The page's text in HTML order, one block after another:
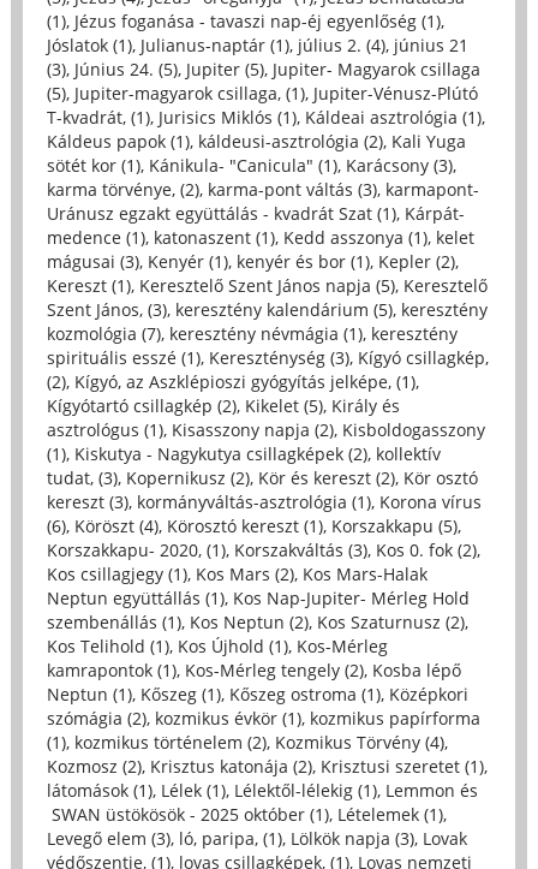
(1), Jézus foganása - tavaszi nap-éj egyenlőség (1),
Jóslatok (1), Julianus-naptár (1), július 2. (4), június 21
(3), Június 24. (5), Jupiter (5), Jupiter- Magyarok csillaga
(5), Jupiter-magyarok csillaga, (1), Jupiter-Vénusz-Plútó
T-kvadrát, (1), Jurisics Miklós (1), Káldeai asztrológia (1),
Káldeus papok (1), káldeusi-asztrológia (2), Kali Yuga
sötét kor (1), Kánikula- "Canicula" (1), Karácsony (3),
karma törvénye, (2), karma-pont váltás (3), karmapont-
Uránusz egzakt együttálás - kvadrát Szat (1), Kárpát-
medence (1), katonaszent (1), Kedd asszonya (1), kelet
mágusai (3), Kenyér (1), kenyér és bor (1), Kepler (2),
Kereszt (1), Keresztelő Szent János napja (5), Keresztelő
Szent János, (3), keresztény kalendárium (5), keresztény
kozmológia (7), keresztény névmágia (1), keresztény
spirituális esszé (1), Kereszténység (3), Kígyó csillagkép,
(2), Kígyó, az Aszklépioszi gyógyítás jelképe, (1),
Kígyótartó csillagkép (2), Kikelet (5), Király és
asztrológus (1), Kisasszony napja (2), Kisboldogasszony
(1), Kiskutya - Nagykutya csillagképek (2), kollektív
tudat, (3), Kopernikusz (2), Kör és kereszt (2), Kör osztó
kereszt (3), kormányváltás-asztrológia (1), Korona vírus
(6), Köröszt (4), Körosztó kereszt (1), Korszakkapu (5),
Korszakkapu- 2020, (1), Korszakváltás (3), Kos 0. fok (2),
Kos csillagjegy (1), Kos Mars (2), Kos Mars-Halak
Neptun együttállás (1), Kos Nap-Jupiter- Mérleg Hold
szembenállás (1), Kos Neptun (2), Kos Szaturnusz (2),
Kos Telihold (1), Kos Újhold (1), Kos-Mérleg
kamrapontok (1), Kos-Mérleg tengely (2), Kosba lépő
Neptun (1), Kőszeg (1), Kőszeg ostroma (1), Középkori
szómágia (2), kozmikus évkör (1), kozmikus papírforma
(1), kozmikus történelem (2), Kozmikus Törvény (4),
Kozmosz (2), Krisztus katonája (2), Krisztusi szeretet (1),
látomások (1), Lélek (1), Lélektől-lélekig (1), Lemmon és
SWAN üstökösök - 2025 október (1), Lételemek (1),
Levegő elem (3), ló, paripa, (1), Lölkök napja (3), Lovak
védőszentje, (1), lovas csillagképek, (1), Lovas nemzeti